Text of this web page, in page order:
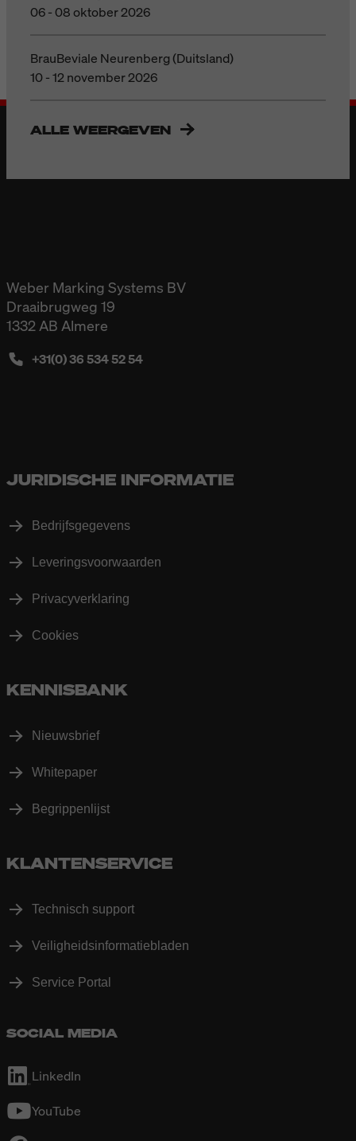
06 - 08 oktober 2026
BrauBeviale Neurenberg (Duitsland)
10 - 12 november 2026
ALLE WEERGEVEN
Weber Marking Systems BV
Draaibrugweg 19
1332 AB Almere
+31(0) 36 534 52 54
JURIDISCHE INFORMATIE
Bedrijfsgegevens
Leveringsvoorwaarden
Privacyverklaring
Cookies
KENNISBANK
Nieuwsbrief
Whitepaper
Begrippenlijst
KLANTENSERVICE
Technisch support
Veiligheidsinformatiebladen
Service Portal
SOCIAL MEDIA
LinkedIn
YouTube